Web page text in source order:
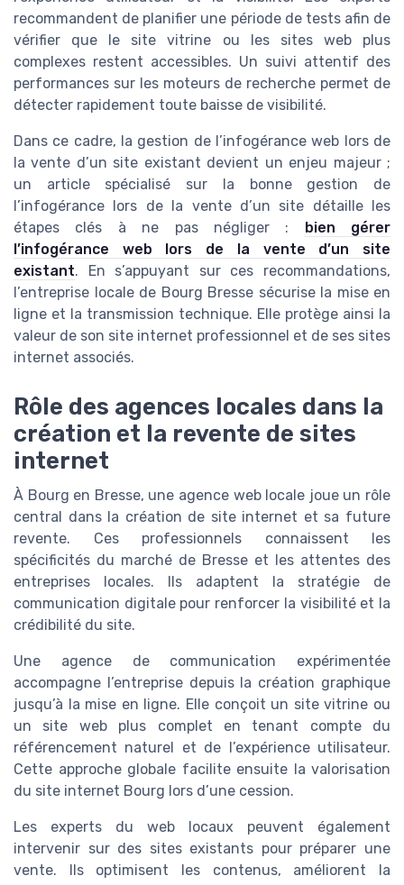
recommandent de planifier une période de tests afin de
vérifier que le site vitrine ou les sites web plus
complexes restent accessibles. Un suivi attentif des
performances sur les moteurs de recherche permet de
détecter rapidement toute baisse de visibilité.
Dans ce cadre, la gestion de l’infogérance web lors de
la vente d’un site existant devient un enjeu majeur ;
un article spécialisé sur la bonne gestion de
l’infogérance lors de la vente d’un site détaille les
étapes clés à ne pas négliger :
bien gérer
l’infogérance web lors de la vente d’un site
existant. En s’appuyant sur ces recommandations,
l’entreprise locale de Bourg Bresse sécurise la mise en
ligne et la transmission technique. Elle protège ainsi la
valeur de son site internet professionnel et de ses sites
internet associés.
Rôle des agences locales dans la
création et la revente de sites
internet
À Bourg en Bresse, une agence web locale joue un rôle
central dans la création de site internet et sa future
revente. Ces professionnels connaissent les
spécificités du marché de Bresse et les attentes des
entreprises locales. Ils adaptent la stratégie de
communication digitale pour renforcer la visibilité et la
crédibilité du site.
Une agence de communication expérimentée
accompagne l’entreprise depuis la création graphique
jusqu’à la mise en ligne. Elle conçoit un site vitrine ou
un site web plus complet en tenant compte du
référencement naturel et de l’expérience utilisateur.
Cette approche globale facilite ensuite la valorisation
du site internet Bourg lors d’une cession.
Les experts du web locaux peuvent également
intervenir sur des sites existants pour préparer une
vente. Ils optimisent les contenus, améliorent la